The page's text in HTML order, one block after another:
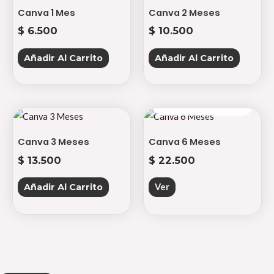
Canva 1 Mes
$ 6.500
Añadir Al Carrito
Canva 2 Meses
$ 10.500
Añadir Al Carrito
Canva 3 Meses
$ 13.500
Añadir Al Carrito
Canva 6 Meses
$ 22.500
Ver